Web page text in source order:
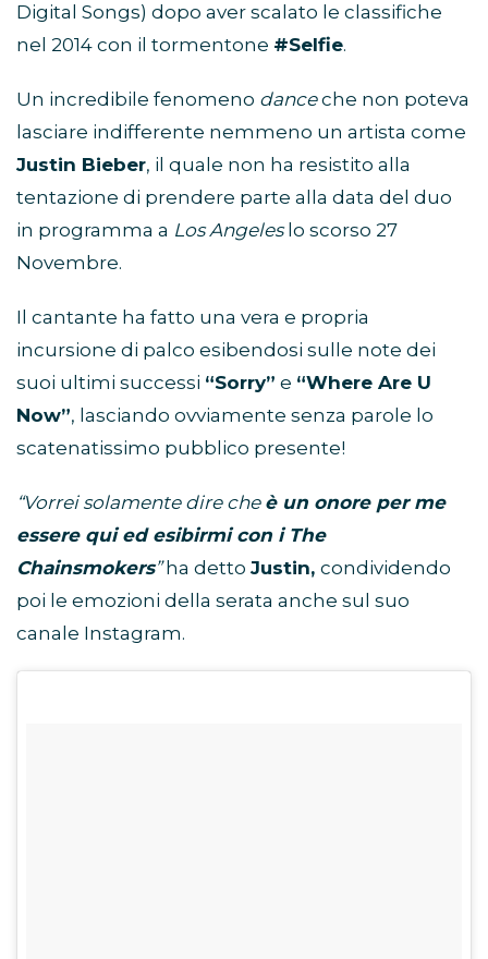
Digital Songs) dopo aver scalato le classifiche
nel 2014 con il tormentone #Selfie.
Un incredibile fenomeno danceche non poteva
lasciare indifferente nemmeno un artista come
Justin Bieber, il quale non ha resistito alla
tentazione di prendere parte alla data del duo
in programma a Los Angeleslo scorso 27
Novembre.
Il cantante ha fatto una vera e propria
incursione di palco esibendosi sulle note dei
suoi ultimi successi “Sorry” e “Where Are U
Now”, lasciando ovviamente senza parole lo
scatenatissimo pubblico presente!
“Vorrei solamente dire che è un onore per me
essere qui ed esibirmi con i The
Chainsmokers”ha detto Justin, condividendo
poi le emozioni della serata anche sul suo
canale Instagram.